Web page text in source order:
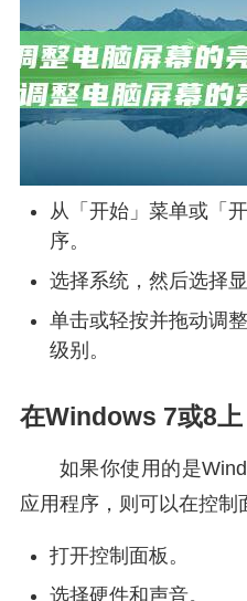
从「开始」菜单或「
序。
选择系统，然后选择显
单击或轻按并拖动调
级别。
在Windows 7或8上
如果你使用的是
应用程序，则可以在控制
打开控制面板。
选择硬件和声音。